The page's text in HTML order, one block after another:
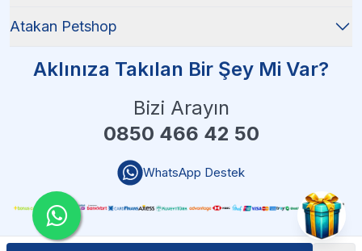
Atakan Petshop
Aklınıza Takılan Bir Şey Mi Var?
Bizi Arayın
0850 466 42 50
WhatsApp Destek